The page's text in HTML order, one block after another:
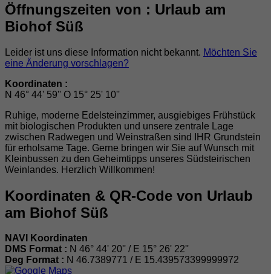
Öffnungszeiten von : Urlaub am
Biohof Süß
Leider ist uns diese Information nicht bekannt. Möchten Sie
eine Änderung vorschlagen?
Koordinaten :
N 46° 44' 59'' O 15° 25' 10''
Ruhige, moderne Edelsteinzimmer, ausgiebiges Frühstück
mit biologischen Produkten und unsere zentrale Lage
zwischen Radwegen und Weinstraßen sind IHR Grundstein
für erholsame Tage. Gerne bringen wir Sie auf Wunsch mit
Kleinbussen zu den Geheimtipps unseres Südsteirischen
Weinlandes. Herzlich Willkommen!
Koordinaten & QR-Code von Urlaub
am Biohof Süß
NAVI Koordinaten
DMS Format : N 46° 44' 20'' / E 15° 26' 22''
Deg Format : N 46.7389771 / E 15.439573399999972